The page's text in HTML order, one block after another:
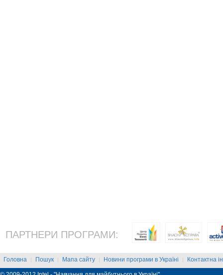
ПАРТНЕРИ ПРОГРАМИ:
Головна | Пошук | Мапа сайту | Новини програми в Україні | Контактна